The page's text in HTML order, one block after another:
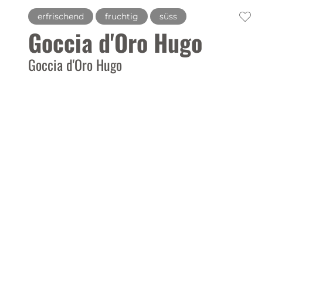
erfrischend fruchtig süss
Goccia d'Oro Hugo
Goccia d'Oro Hugo